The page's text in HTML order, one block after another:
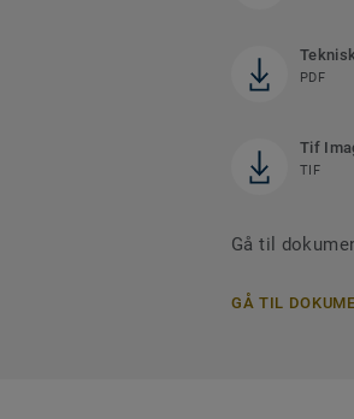
PDF
Tif
TIF
Gå til
GÅ TIL